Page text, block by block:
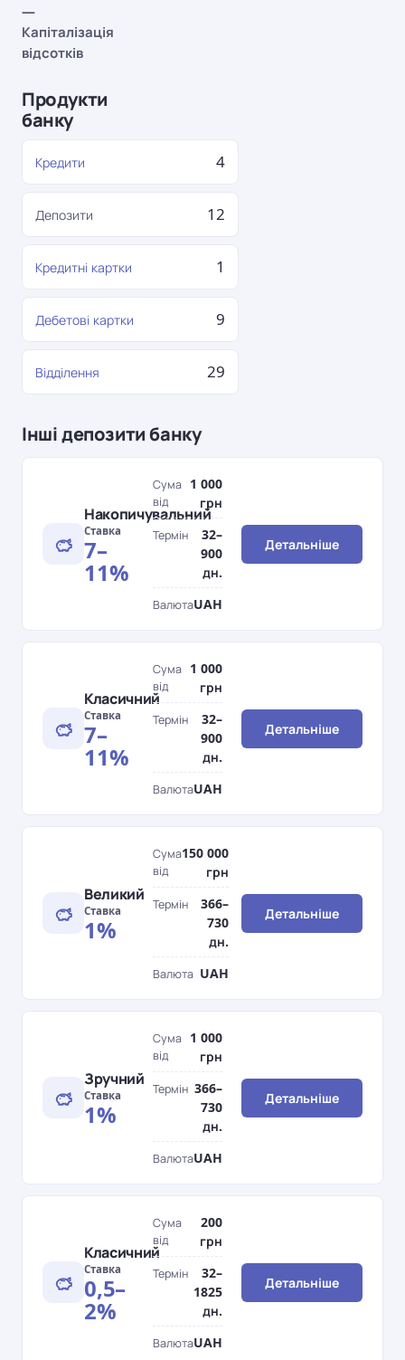
—
Капіталізація
відсотків
Продукти
банку
Кредити 4
Депозити 12
Кредитні картки 1
Дебетові картки 9
Відділення 29
Інші депозити банку
Накопичувальний
Ставка
7–
11%
Сума
від
1 000
грн
Термін
32–
900
дн.
ВалютаUAH
Детальніше
Класичний
Ставка
7–
11%
Сума
від
1 000
грн
Термін
32–
900
дн.
ВалютаUAH
Детальніше
Великий
Ставка
1%
Сума
від
150 000
грн
Термін
366–
730
дн.
Валюта UAH
Детальніше
Зручний
Ставка
1%
Сума
від
1 000
грн
Термін 366–
730
дн.
ВалютаUAH
Детальніше
Класичний
Ставка
0,5–
2%
Сума
від
200
грн
Термін
32–
1825
дн.
ВалютаUAH
Детальніше